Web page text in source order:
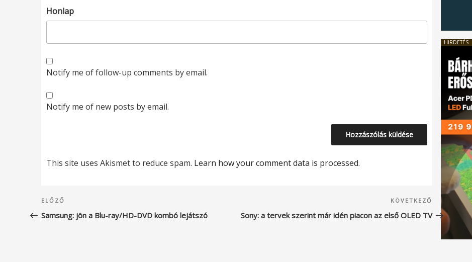
Honlap
Notify me of follow-up comments by email.
Notify me of new posts by email.
This site uses Akismet to reduce spam. Learn how your comment data is processed.
Bejegyzés
navigáció
Korábbi
bejegyzés
ELŐZŐ
Samsung: jön a Blu-ray/HD-DVD kombó lejátszó
Következő
bejegyzés
KÖVETKEZŐ
Sony: a tervek szerint már idén piacon az első OLED TV
HIRDETÉS